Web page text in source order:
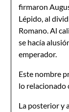
firmaron
Lépido, al
Romano. Al
se hacía
emperador.
Este nombre
lo relacionado
La posterior y